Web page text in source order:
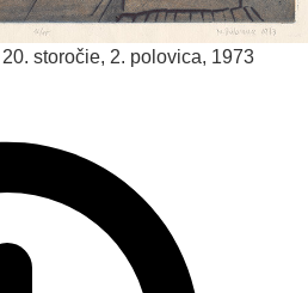
20. storočie, 2. polovica, 1973